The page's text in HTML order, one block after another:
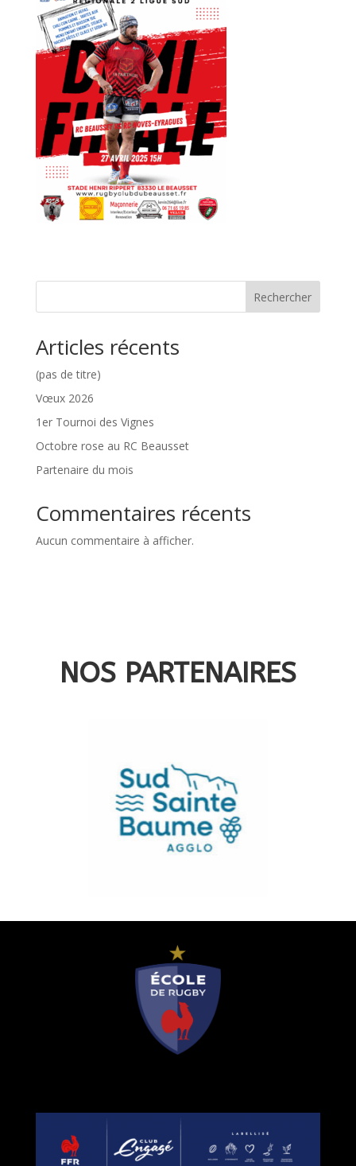
Rechercher
Articles récents
(pas de titre)
Vœux 2026
1er Tournoi des Vignes
Octobre rose au RC Beausset
Partenaire du mois
Commentaires récents
Aucun commentaire à afficher.
NOS PARTENAIRES